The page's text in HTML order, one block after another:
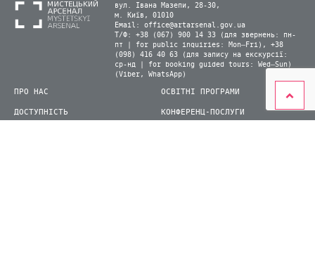
вул. Івана Мазепи, 28-30,
м. Київ, 01010
Email: office@artarsenal.gov.ua
Т/Ф: +38 (067) 900 14 33 (для звернень: пн-
пт | for public inquiries: Mon–Fri), +38
(098) 416 40 63 (для запису на екскурсії:
ср-нд | for booking guided tours: Wed–Sun)
(Viber, WhatsApp)
ПРО НАС
ДОСТУПНІСТЬ
ОСВІТНІ ПРОГРАМИ
КОНФЕРЕНЦ-ПОСЛУГИ